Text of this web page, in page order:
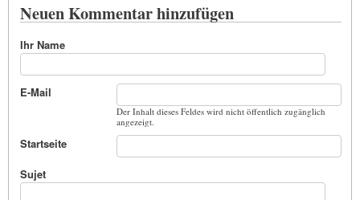
Neuen Kommentar hinzufügen
Ihr Name
E-Mail
Der Inhalt dieses Feldes wird nicht öffentlich zugänglich
angezeigt.
Startseite
Sujet